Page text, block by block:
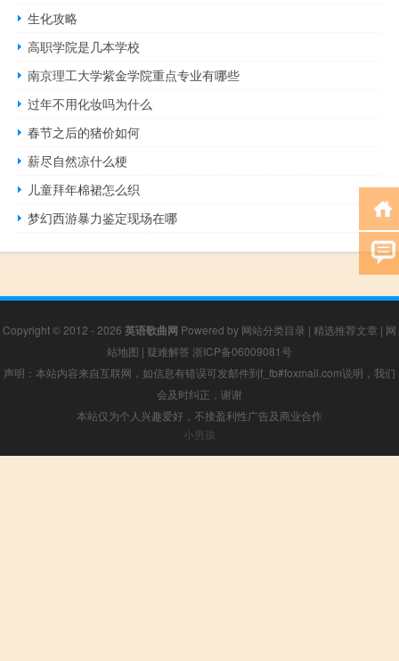
生化攻略
高职学院是几本学校
南京理工大学紫金学院重点专业有哪些
过年不用化妆吗为什么
春节之后的猪价如何
薪尽自然凉什么梗
儿童拜年棉裙怎么织
梦幻西游暴力鉴定现场在哪
Copyright © 2012 - 2026 英语歌曲网 Powered by 网站分类目录 | 精选推荐文章 | 网
站地图 | 疑难解答 浙ICP备06009081号
声明：本站内容来自互联网，如信息有错误可发邮件到f_fb#foxmail.com说明，我们
会及时纠正，谢谢
本站仅为个人兴趣爱好，不接盈利性广告及商业合作
小男孩